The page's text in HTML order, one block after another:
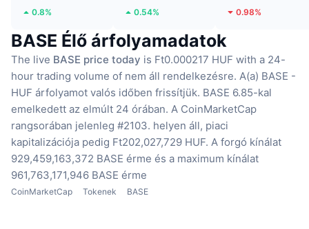
0.8% 0.54% 0.98%
BASE Élő árfolyamadatok
The live BASE price today is Ft0.000217 HUF with a 24-
hour trading volume of nem áll rendelkezésre. A(a) BASE -
HUF árfolyamot valós időben frissítjük. BASE 6.85-kal
emelkedett az elmúlt 24 órában. A CoinMarketCap
rangsorában jelenleg #2103. helyen áll, piaci
kapitalizációja pedig Ft202,027,729 HUF. A forgó kínálat
929,459,163,372 BASE érme és a maximum kínálat
961,763,171,946 BASE érme
CoinMarketCap Tokenek BASE